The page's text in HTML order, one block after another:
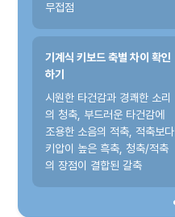
무접점
기계식 키보드 축별 차이 확인
하기
시원한 타건감과 경쾌한 소리
의 청축, 부드러운 타건감에
조용한 소음의 적축, 적축보다
키압이 높은 흑축, 청축/적축
의 장점이 결합된 갈축